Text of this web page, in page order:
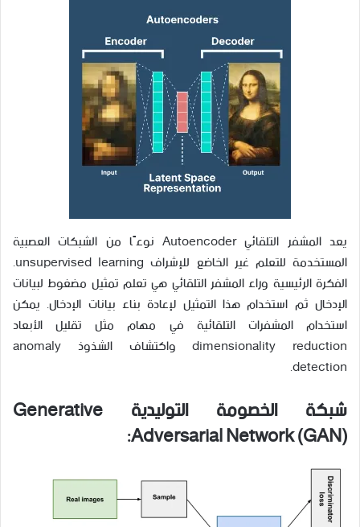
يعد المشفر التلقائي Autoencoder نوعًا من الشبكات العصبية
المستخدمة للتعلم غير الخاضع للإشراف unsupervised learning.
الفكرة الرئيسية وراء المشفر التلقائي هي تعلم تمثيل مضغوط لبيانات
الإدخال ثم استخدام هذا التمثيل لإعادة بناء بيانات الإدخال. يمكن
استخدام المشفرات التلقائية في مهام مثل تقليل الأبعاد
dimensionality reduction واكتشاف الشذوذ anomaly
detection.
شبكة الخصومة التوليدية Generative
Adversarial Network (GAN):